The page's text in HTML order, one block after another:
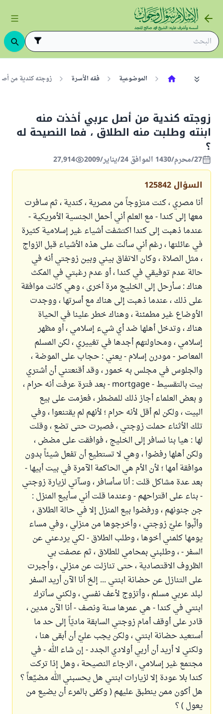
الموضوعية فقه الأسرة زوجته كندية من
زوجته كندية من أصل عربي أخذت منه
ابنته وطلبت منه الطلاق ، فما النصيحة له
؟
27/محرم/1430 الموافق 24/يناير/2009 27,914
السؤال 125842
أنا مصري ، كنت متزوجاً من مصرية ، كندية ، ثم سافرت
معها إلى كندا - مع العلم أني أحمل الجنسية الأمريكية -
عندما ذهبت إلى كندا اكتشفت أشياء غير إسلامية كثيرة
في عائلتها ، رغم أني سألت على هذه الأشياء قبل الزواج
، مثل الصلاة ، وكان الاتفاق بيني وبين زوجتي أنه في
حالة عدم توفيقي في كندا ، أو عدم رغبتي في المكث
هناك : سأرحل إلى الخليج مرة أخرى ، وهي كانت موافقة
على ذلك ، عندما ذهبت إلى هناك مع أسرتها ، ووجدت
الأوضاع غير مطمئنة ، وهناك خطر علينا في الحياة
هناك ، وتدخل أهلها ضد أي شيء إسلامي ، أو مظهر
إسلامي ، ومحاولتهم أجدها في تغييري ، لكن المسلم
المعاصر - مودرن إسلام - يعني : حجاب على الموضة ،
والجلوس في مجلس به خمور ، وقد أقنعتني أن أشتري
بيت بالتقسيط - mortgage - بعد فترة عرفت أنه حرام ،
و بعض العلماء أجاز ذلك للمضطر ، فعزمت على بيع
البيت ، ولكن لم أقل لأنه حرام ؛ لأنهم لم يقتنعوا ، وفي
تلك الأثناء حملت زوجتي ، فصبرت حتى تضع ، وقلت
لها : هيا بنا نسافر إلى الخليج ، فوافقت على مضض ،
ولكن أهلها رفضوا ، وهي لا تستطيع أن تفعل شيئاً بدون
موافقة أمها ؛ لأن الأم هي الحاكمة الآمرة في بيت أبيها -
بعد عدة مشاكل قلت : أنا سأسافر ، وسآتي لزيارة زوجتي
- بناء على اقتراحهم - وعندما قلت أني سأبيع المنزل :
جن جنونهم ، ورفضوا بيع المنزل إلا في حالة الطلاق ،
وألَّبوا عليَّ زوجتي ، وأخرجوها من منزلي ، وفي مساء
يومها كلمني أخوها ، وطلب الطلاق - لكي يردعني عن
السفر - ، وطلبني بمحامي للطلاق ، ثم عصفت بي
الظروف الاقتصادية ، حتى تنازلت عن منزلي ، وأجبرت
على التنازل عن حضانة ابنتي ... إلخ أنا الآن أريد السفر
لبلد عربي مسلم ، وأتزوج لأعف نفسي ، ولكني سأترك
ابنتي في كندا - هي عمرها سنة ونصف - أنا الآن مدين ،
قادر على أوقف أمام زوجتي السابقة ماديّاً إلى حد ما
أستعيد حضانة ابنتي ، ولكن يجب عليَّ أن أبقى هنا ،
ولكني لا أريد أن أربي أولادي الجدد - إن شاء الله - في
مجتمع غير إسلامي ، الرجاء النصيحة ، وهل إذا تركت
كندا بلا عودة إلا لزيارات ابنتي هل يحسبني الله مضيِّعاً ؟
هل أكون ممن ينطبق عليهم ( وكفى بالمرء أن يضيع من
يعول ) ؟